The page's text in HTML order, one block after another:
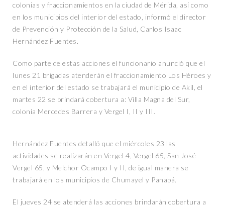
colonias y fraccionamientos en la ciudad de Mérida, así como
en los municipios del interior del estado, informó el director
de Prevención y Protección de la Salud, Carlos Isaac
Hernández Fuentes.
Como parte de estas acciones el funcionario anunció que el
lunes 21 brigadas atenderán el fraccionamiento Los Héroes y
en el interior del estado se trabajará el municipio de Akil, el
martes 22 se brindará cobertura a: Villa Magna del Sur,
colonia Mercedes Barrera y Vergel I, II y III.
Hernández Fuentes detalló que el miércoles 23 las
actividades se realizarán en Vergel 4, Vergel 65, San José
Vergel 65, y Melchor Ocampo I y II, de igual manera se
trabajará en los municipios de Chumayel y Panabá.
El jueves 24 se atenderá las acciones brindarán cobertura a